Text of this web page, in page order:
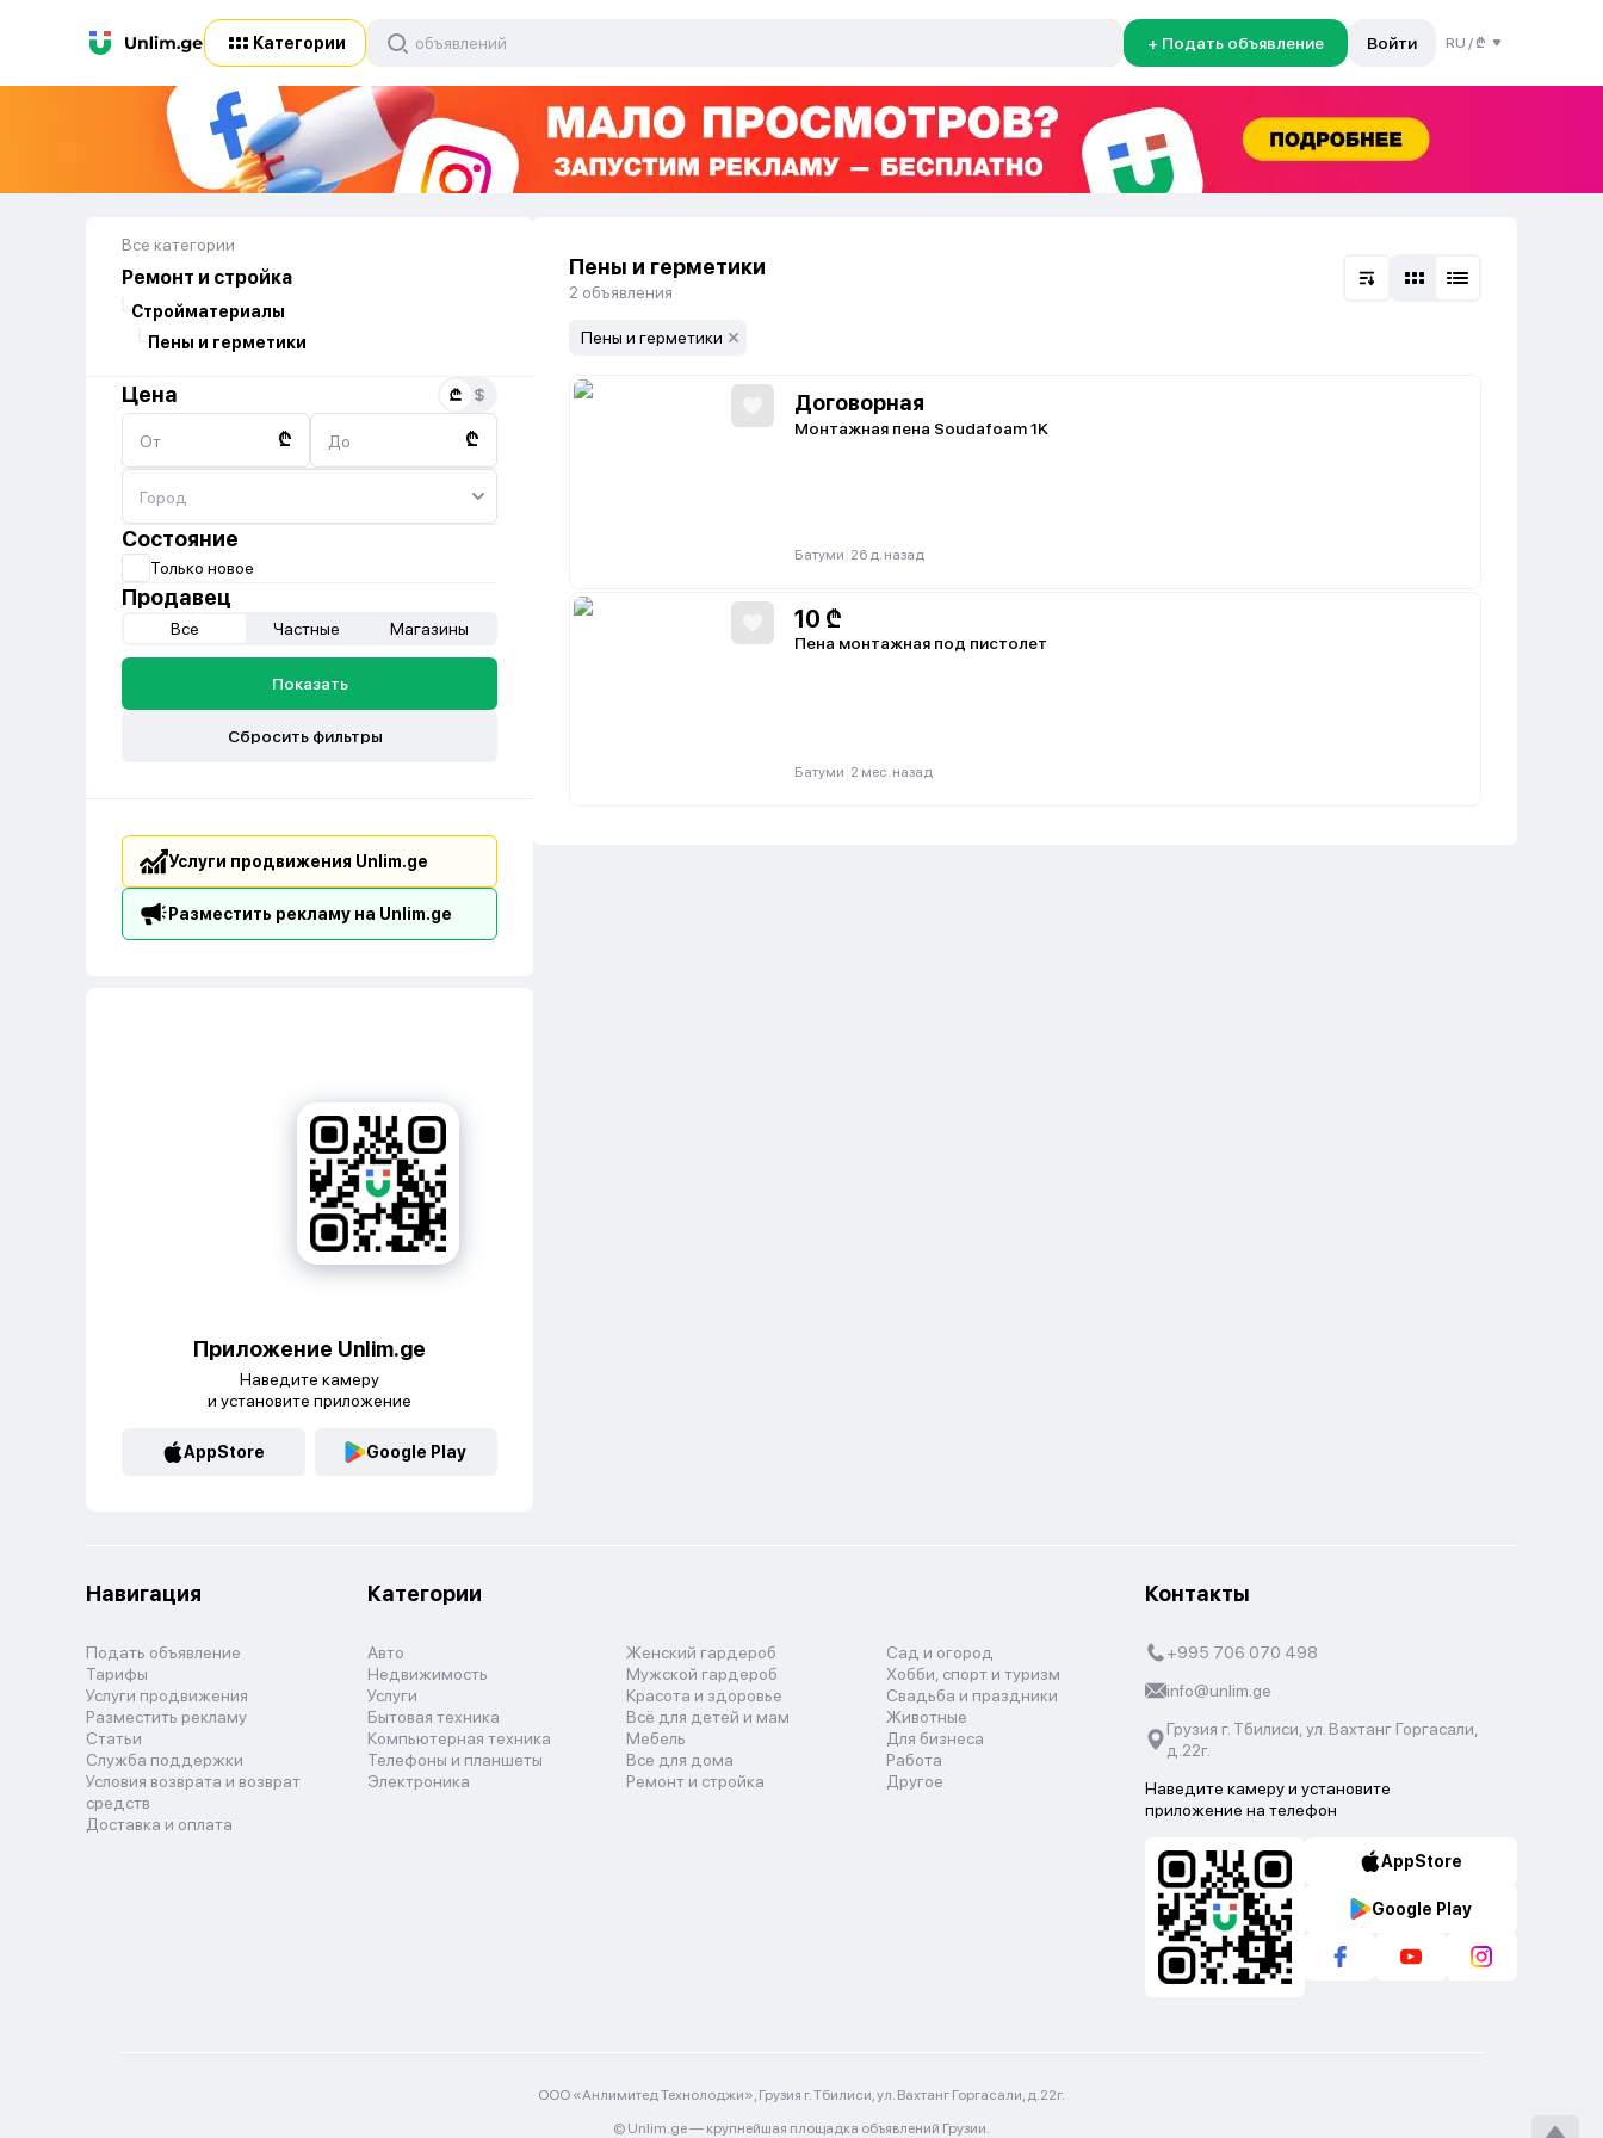
Категории + Подать объявление Войти RU /₾
Все категории
Ремонт и стройка
Стройматериалы
Пены и герметики
Цена
От ₾ До ₾
Состояние
Только новое
Продавец
Все Частные Магазины
Показать
Сбросить фильтры
Услуги продвижения Unlim.ge
Разместить рекламу на Unlim.ge
Приложение Unlim.ge
Наведите камеру
и установите приложение
AppStore Google Play
Пены и герметики
2 объявления
Пены и герметики
Договорная
Монтажная пена Soudafoam 1K
Батуми 26 д. назад
10 ₾
Пена монтажная под пистолет
Батуми 2 мес. назад
Навигация
Подать объявление
Тарифы
Услуги продвижения
Разместить рекламу
Статьи
Служба поддержки
Условия возврата и возврат
средств
Доставка и оплата
Категории
Авто
Недвижимость
Услуги
Бытовая техника
Компьютерная техника
Телефоны и планшеты
Электроника
Женский гардероб
Мужской гардероб
Красота и здоровье
Всё для детей и мам
Мебель
Все для дома
Ремонт и стройка
Сад и огород
Хобби, спорт и туризм
Свадьба и праздники
Животные
Для бизнеса
Работа
Другое
Контакты
+995 706 070 498
info@unlim.ge
Грузия г. Тбилиси, ул. Вахтанг Горгасали,
д.22г.
Наведите камеру и установите
приложение на телефон
AppStore
Google Play
ООО «Анлимитед Технолоджи», Грузия г. Тбилиси, ул. Вахтанг Горгасали, д.22г.
© Unlim.ge — крупнейшая площадка объявлений Грузии.